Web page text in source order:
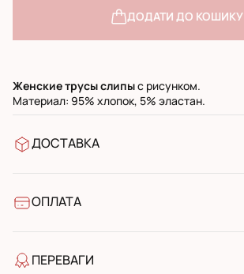
ДОДАТИ ДО КОШИКУ
Женские трусы слипыс рисунком.
Материал: 95% хлопок, 5% эластан.
ДОСТАВКА
УкрПошта стандарт
ОПЛАТА
Банківський переказ
ПЕРЕВАГИ